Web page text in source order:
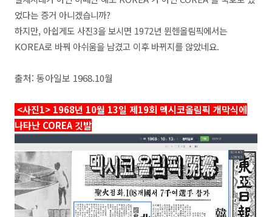
었다는 증거 아니겠습니까?
하지만, 아쉽게도 사진3을 보시면 1972년 뮌헨올림픽에서는
KOREA로 바꿔 아쉬움을 남겼고 이후 바뀌지를 않았네요.
출처: 동아일보 1968.10월
<사진1> 1968년 10월 13일 제19회 멕시코올림픽 개막식에
나타난 COREA 깃발